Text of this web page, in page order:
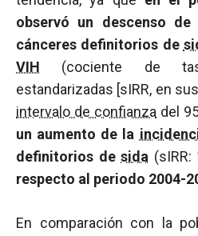
observó un descenso de
cánceres definitorios de
VIH
(cociente de
estandarizadas [sIRR, en
intervalo de confianza del
un aumento de la
definitorios de sida (sIRR:
respecto al periodo 2004-
En comparación con la